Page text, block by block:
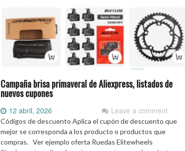
Campaña brisa primaveral de Aliexpress, listados de
nuevos cupones
12 abril, 2026 Leave a comment
Códigos de descuento Aplica el cupón de descuento que
mejor se corresponda a los producto o productos que
compras. Ver ejemplo oferta Ruedas Elitewheels